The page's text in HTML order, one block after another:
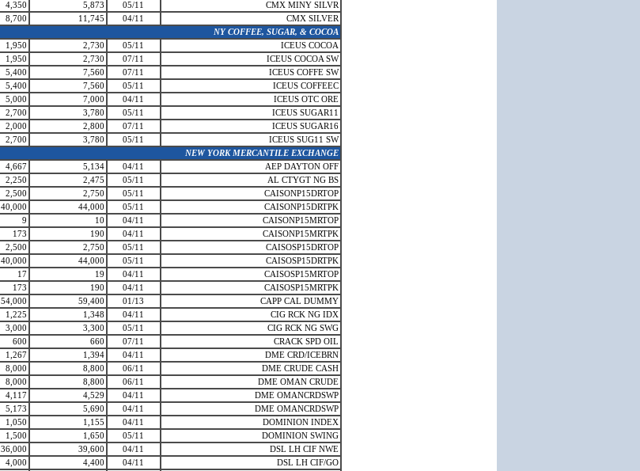
CMX MINY SILVR
05/11
5,873
4,350
CMX SILVER
04/11
11,745
8,700
NY COFFEE, SUGAR, & COCOA
ICEUS COCOA
05/11
2,730
1,950
ICEUS COCOA SW
07/11
2,730
1,950
ICEUS COFFE SW
07/11
7,560
5,400
ICEUS COFFEEC
05/11
7,560
5,400
ICEUS OTC ORE
04/11
7,000
5,000
ICEUS SUGAR11
05/11
3,780
2,700
ICEUS SUGAR16
07/11
2,800
2,000
ICEUS SUG11 SW
05/11
3,780
2,700
NEW YORK MERCANTILE EXCHANGE
AEP DAYTON OFF
04/11
5,134
4,667
AL CTYGT NG BS
05/11
2,475
2,250
CAISONP15DRTOP
05/11
2,750
2,500
CAISONP15DRTPK
05/11
44,000
40,000
CAISONP15MRTOP
04/11
10
9
CAISONP15MRTPK
04/11
190
173
CAISOSP15DRTOP
05/11
2,750
2,500
CAISOSP15DRTPK
05/11
44,000
40,000
CAISOSP15MRTOP
04/11
19
17
CAISOSP15MRTPK
04/11
190
173
CAPP CAL DUMMY
01/13
59,400
54,000
CIG RCK NG IDX
04/11
1,348
1,225
CIG RCK NG SWG
05/11
3,300
3,000
CRACK SPD OIL
07/11
660
600
DME CRD/ICEBRN
04/11
1,394
1,267
DME CRUDE CASH
06/11
8,800
8,000
DME OMAN CRUDE
06/11
8,800
8,000
DME OMANCRDSWP
04/11
4,529
4,117
DME OMANCRDSWP
04/11
5,690
5,173
DOMINION INDEX
04/11
1,155
1,050
DOMINION SWING
05/11
1,650
1,500
DSL LH CIF NWE
04/11
39,600
36,000
DSL LH CIF/GO
04/11
4,400
4,000